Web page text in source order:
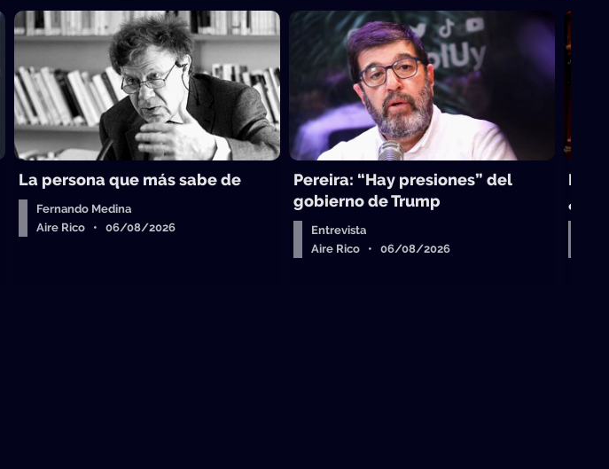
La persona que más sabe de
Fernando Medina
Aire Rico • 06/08/2026
Pereira: “Hay presiones” del
gobierno de Trump
Entrevista
Aire Rico • 06/08/2026
La